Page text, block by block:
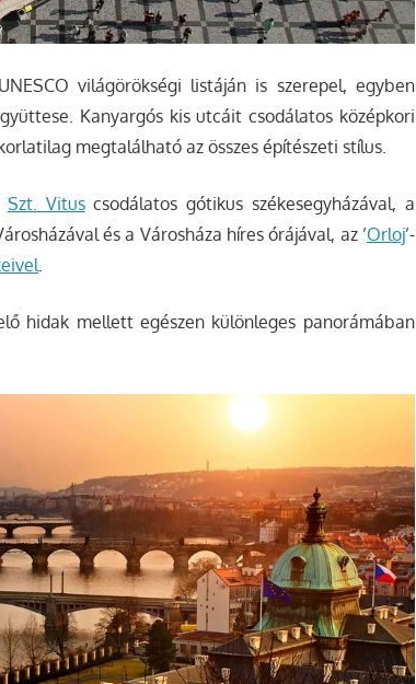
világörökségi listáján is szerepel, egyben
Kanyargós kis utcáit csodálatos középkori
megtalálható az összes építészeti stílus.
Szt. Vituscsodálatos gótikus székesegyházával, a
és a Városháza híres órájával, az ’Orloj’-
hidak mellett egészen különleges panorámában